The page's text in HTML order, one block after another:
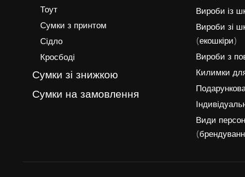
Тоут
Сумки з принтом
Сідло
Кросбоді
Сумки зі знижкою
Сумки на замовлення
Вироби із
Вироби зі
(екошкіри)
Вироби з
Килимки
Види